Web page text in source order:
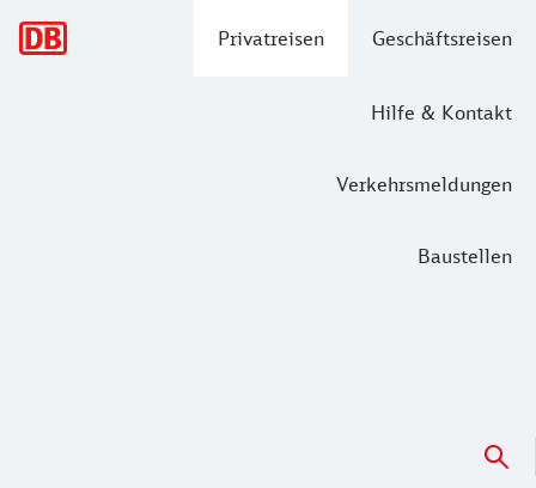
Privatreisen Geschäftsreisen
Hilfe & Kontakt
Verkehrsmeldungen
Baustellen